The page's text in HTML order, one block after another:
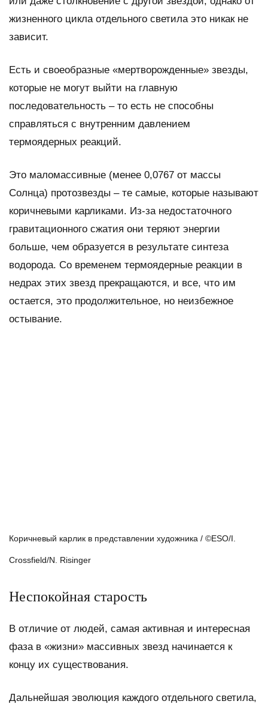
жизненного цикла отдельного светила это никак не
зависит.
Есть и своеобразные «мертворожденные» звезды,
которые не могут выйти на главную
последовательность – то есть не способны
справляться с внутренним давлением
термоядерных реакций.
Это маломассивные (менее 0,0767 от массы
Солнца) протозвезды – те самые, которые называют
коричневыми карликами. Из-за недостаточного
гравитационного сжатия они теряют энергии
больше, чем образуется в результате синтеза
водорода. Со временем термоядерные реакции в
недрах этих звезд прекращаются, и все, что им
остается, это продолжительное, но неизбежное
остывание.
Коричневый карлик в представлении художника / ©ESO/I.
Crossfield/N. Risinger
Неспокойная старость
В отличие от людей, самая активная и интересная
фаза в «жизни» массивных звезд начинается к
концу их существования.
Дальнейшая эволюция каждого отдельного светила,